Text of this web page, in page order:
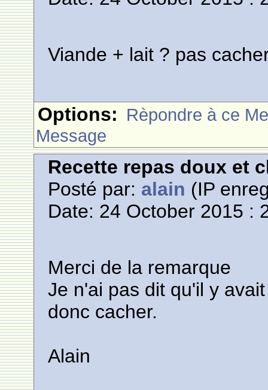
Viande + lait ? pas
Options: Rèpondre à ce
Message
Recette repas doux et
Posté par: alain (IP
Date: 24 October 2015 :
Merci de la remarque
Je n'ai pas dit qu'il y
donc cacher.
Alain